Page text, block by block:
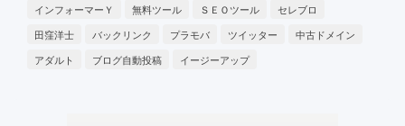
インフォーマーＹ
無料ツール ＳＥＯツール
セレブロ
田窪洋士
バックリンク プラモバ ツイッター
中古ドメイン
アダルト
ブログ自動投稿 イージーアップ